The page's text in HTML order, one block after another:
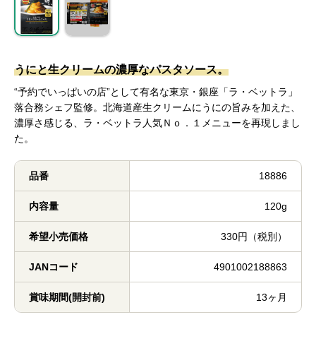
うにと生クリームの濃厚なパスタソース。
“予約でいっぱいの店”として有名な東京・銀座「ラ・ベットラ」
落合務シェフ監修。北海道産生クリームにうにの旨みを加えた、
濃厚さ感じる、ラ・ベットラ人気Ｎｏ．１メニューを再現しまし
た。
品番 18886
内容量 120g
希望小売価格 330円（税別）
JANコード 4901002188863
賞味期間(開封前) 13ヶ月